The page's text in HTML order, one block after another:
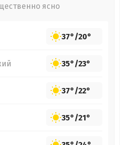
ясно
37°/20°
35°/23°
37°/22°
35°/21°